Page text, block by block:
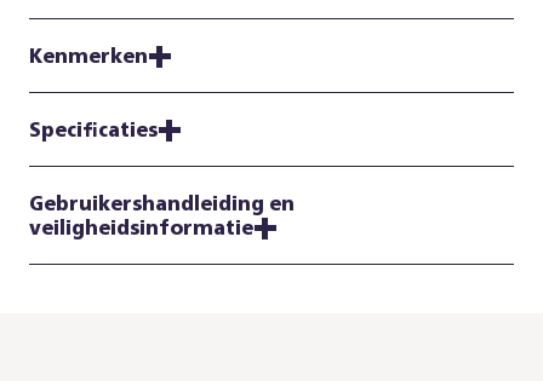
Kenmerken
Specificaties
Gebruikershandleiding en
veiligheidsinformatie